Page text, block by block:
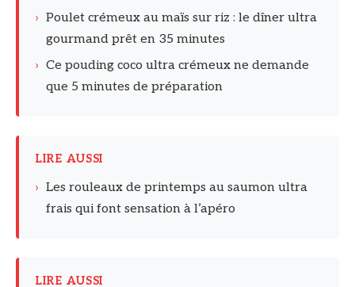
› Poulet crémeux au maïs sur riz : le dîner ultra
gourmand prêt en 35 minutes
› Ce pouding coco ultra crémeux ne demande
que 5 minutes de préparation
LIRE AUSSI
› Les rouleaux de printemps au saumon ultra
frais qui font sensation à l’apéro
LIRE AUSSI